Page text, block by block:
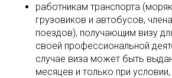
работникам транспорта
грузовиков и автобусов,
поездов), получающим визу
своей профессиональной
случае виза может быть
месяцев и только при